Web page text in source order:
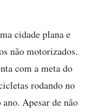
cidade plana e
não motorizados.
com a meta do
rodando no
Apesar de não